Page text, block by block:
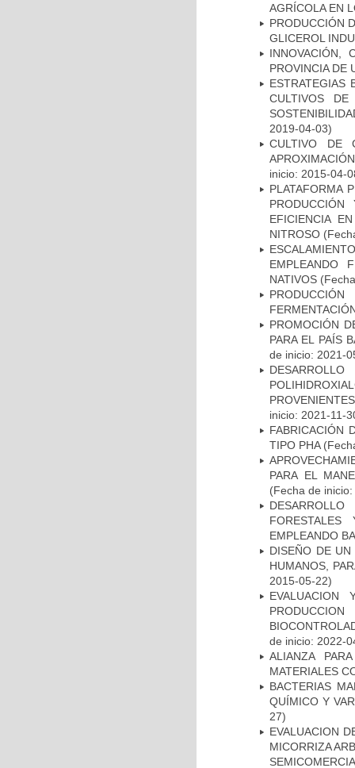
AGRÍCOLA EN
PRODUCCIÓN
GLICEROL
INNOVACIÓN,
PROVINCIA DE
ESTRATEGIAS
CULTIVOS
2019-04-03)
CULTIVO DE
inicio: 2015-04-
PLATAFORMA
EFICIENCIA
NITROSO
EMPLEANDO
NATIVOS
PROMOCIÓN
PARA EL PAÍS
de inicio: 2021-
inicio: 2021-11-
FABRICACIÓN
TIPO PHA
PARA EL
(Fecha de
EMPLEANDO
DISEÑO DE
HUMANOS,
2015-05-22)
EVALUACION
de inicio: 2022-
ALIANZA
MATERIALES
BACTERIAS
QUÍMICO Y
27)
EVALUACION
MICORRIZA